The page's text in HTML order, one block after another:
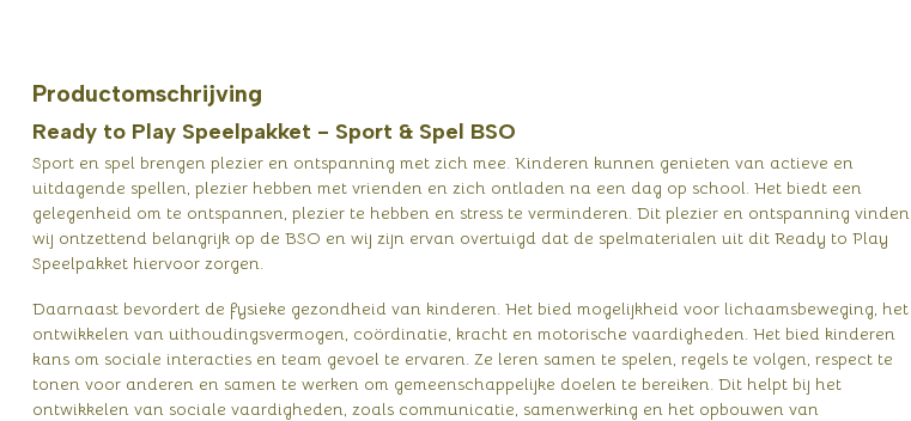
Productomschrijving
Ready to Play Speelpakket - Sport & Spel BSO
Sport en spel brengen plezier en ontspanning met zich mee. Kinderen kunnen genieten van actieve en
uitdagende spellen, plezier hebben met vrienden en zich ontladen na een dag op school. Het biedt een
gelegenheid om te ontspannen, plezier te hebben en stress te verminderen. Dit plezier en ontspanning vinden
wij ontzettend belangrijk op de BSO en wij zijn ervan overtuigd dat de spelmaterialen uit dit Ready to Play
Speelpakket hiervoor zorgen.
Daarnaast bevordert de fysieke gezondheid van kinderen. Het bied mogelijkheid voor lichaamsbeweging, het
ontwikkelen van uithoudingsvermogen, coördinatie, kracht en motorische vaardigheden. Het bied kinderen
kans om sociale interacties en team gevoel te ervaren. Ze leren samen te spelen, regels te volgen, respect te
tonen voor anderen en samen te werken om gemeenschappelijke doelen te bereiken. Dit helpt bij het
ontwikkelen van sociale vaardigheden, zoals communicatie, samenwerking en het opbouwen van